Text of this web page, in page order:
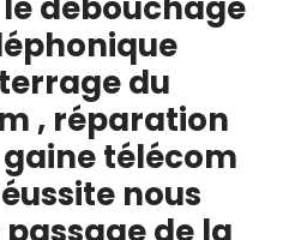
du
, réparation
télécom
nous